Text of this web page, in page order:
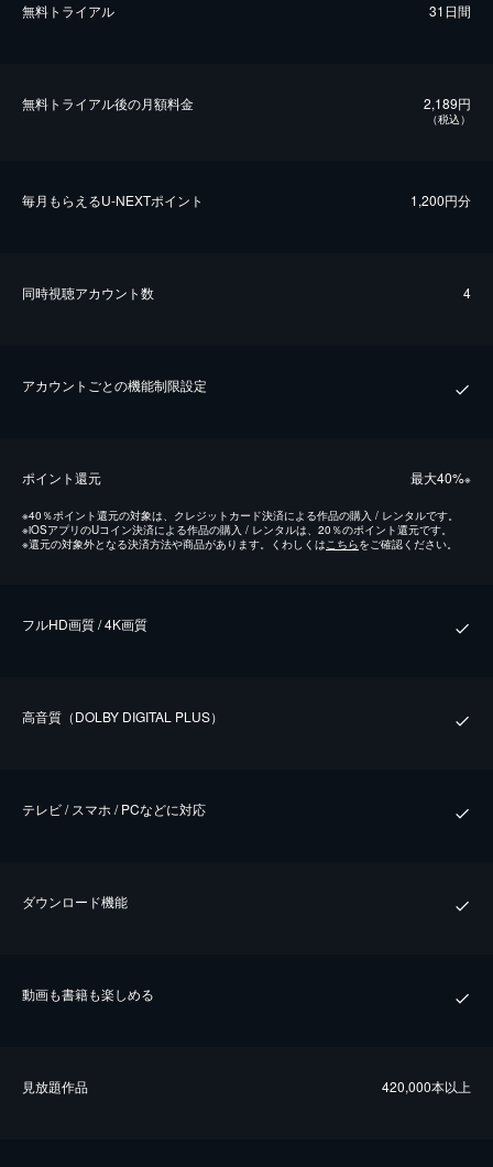
無料トライアル 31日間
無料トライアル後の⽉額料金 2,189円
（税込）
毎⽉もらえるU-NEXTポイント 1,200円分
同時視聴アカウント数 4
アカウントごとの機能制限設定
ポイント還元 最⼤40%※
※40％ポイント還元の対象は、クレジットカード決済による作品の購入 / レンタルです。
※iOSアプリのUコイン決済による作品の購入 / レンタルは、20％のポイント還元です。
※還元の対象外となる決済方法や商品があります。くわしくはこちらをご確認ください。
フルHD画質 / 4K画質
⾼⾳質（DOLBY DIGITAL PLUS）
テレビ / スマホ / PCなどに対応
ダウンロード機能
動画も書籍も楽しめる
⾒放題作品 420,000本以上